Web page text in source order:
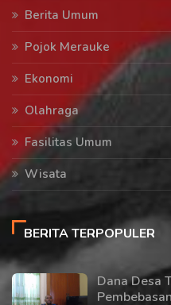
Berita Umum
Pojok Merauke
Ekonomi
Olahraga
Fasilitas Umum
Wisata
BERITA TERPOPULER
Dana Desa